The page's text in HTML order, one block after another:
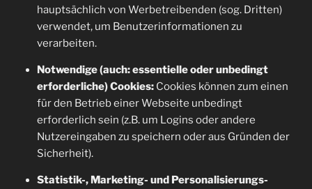
hauptsächlich von Werbetreibenden (sog. Dritten)
verwendet, um Benutzerinformationen zu
verarbeiten.
Notwendige (auch: essentielle oder unbedingt
erforderliche) Cookies:Cookies können zum einen
für den Betrieb einer Webseite unbedingt
erforderlich sein (z.B. um Logins oder andere
Nutzereingaben zu speichern oder aus Gründen der
Sicherheit).
Statistik-, Marketing- und Personalisierungs-